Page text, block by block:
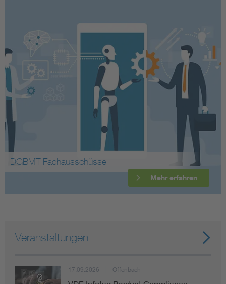
DGBMT Fachausschüsse
Mehr erfahren
Veranstaltungen
17.09.2026 Offenbach